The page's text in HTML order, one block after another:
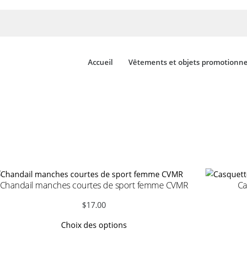
Accueil Vêtements et objets
Chandail manches courtes de sport femme CVMR
$17.00
Choix des options